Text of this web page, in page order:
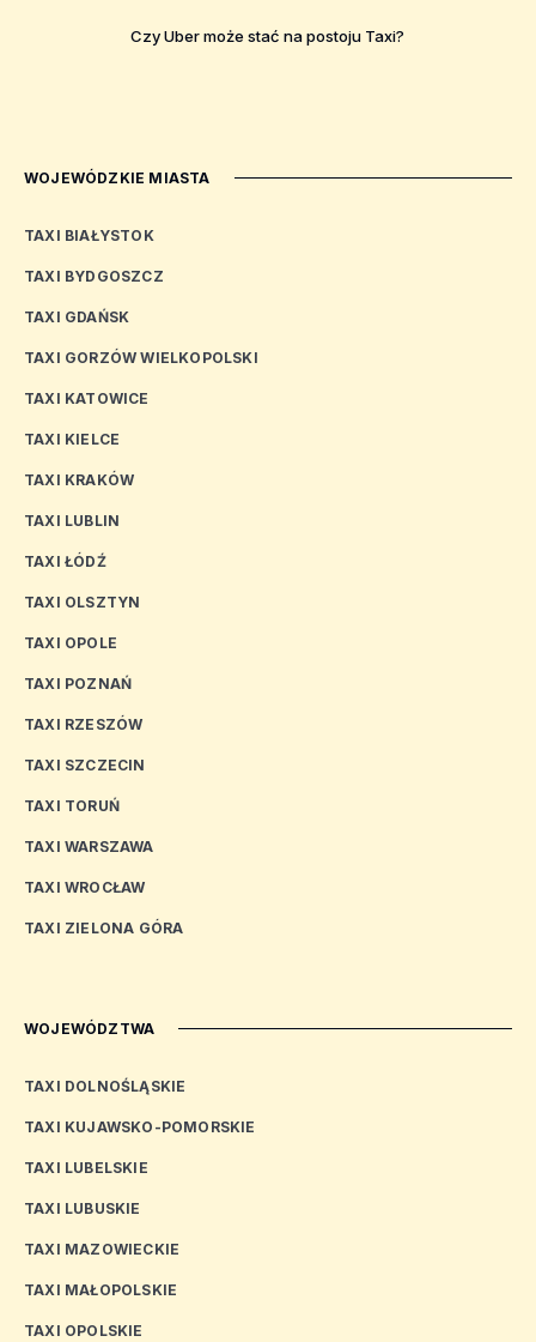
Czy Uber może stać na postoju Taxi?
WOJEWÓDZKIE MIASTA
TAXI BIAŁYSTOK
TAXI BYDGOSZCZ
TAXI GDAŃSK
TAXI GORZÓW WIELKOPOLSKI
TAXI KATOWICE
TAXI KIELCE
TAXI KRAKÓW
TAXI LUBLIN
TAXI ŁÓDŹ
TAXI OLSZTYN
TAXI OPOLE
TAXI POZNAŃ
TAXI RZESZÓW
TAXI SZCZECIN
TAXI TORUŃ
TAXI WARSZAWA
TAXI WROCŁAW
TAXI ZIELONA GÓRA
WOJEWÓDZTWA
TAXI DOLNOŚLĄSKIE
TAXI KUJAWSKO-POMORSKIE
TAXI LUBELSKIE
TAXI LUBUSKIE
TAXI MAZOWIECKIE
TAXI MAŁOPOLSKIE
TAXI OPOLSKIE